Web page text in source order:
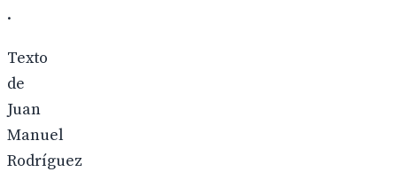
.
Texto
de
Juan
Manuel
Rodríguez